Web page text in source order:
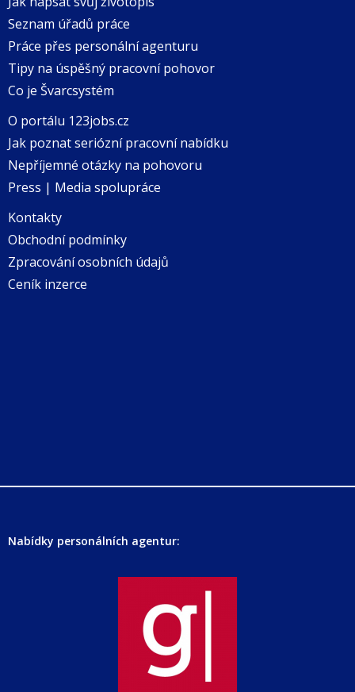
Seznam úřadů práce
Práce přes personální agenturu
Tipy na úspěšný pracovní pohovor
Co je Švarcsystém
O portálu 123jobs.cz
Jak poznat seriózní pracovní nabídku
Nepříjemné otázky na pohovoru
Press | Media spolupráce
Kontakty
Obchodní podmínky
Zpracování osobních údajů
Ceník inzerce
Nabídky personálních agentur: